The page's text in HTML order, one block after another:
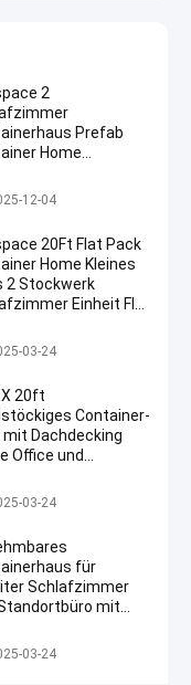
Kontaktieren
2
Prefab
Home
Zwei
Behälterhaus
12-04
20Ft Flat Pack
Home Kleines
2 Stockwerk
Einheit Flat
Behälterhaus
03-24
20ft
Container-
mit Dachdecking
Office und
Nutzung
Behälterhaus
03-24
für
Schlafzimmer
mit
Installation
Behälterhaus
03-24